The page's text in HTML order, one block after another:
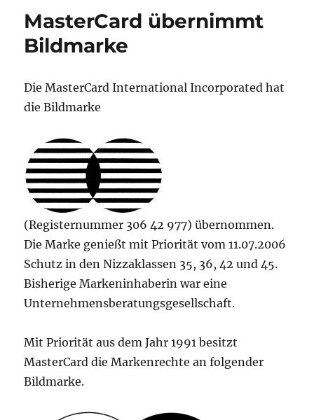
MasterCard übernimmt
Bildmarke
Die MasterCard International Incorporated hat
die Bildmarke
(Registernummer 306 42 977) übernommen.
Die Marke genießt mit Priorität vom 11.07.2006
Schutz in den Nizzaklassen 35, 36, 42 und 45.
Bisherige Markeninhaberin war eine
Unternehmensberatungsgesellschaft.
Mit Priorität aus dem Jahr 1991 besitzt
MasterCard die Markenrechte an folgender
Bildmarke.